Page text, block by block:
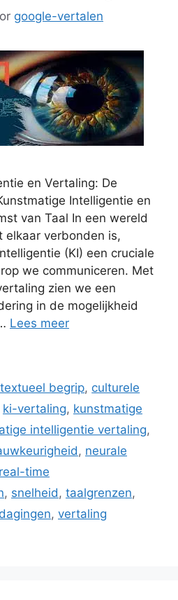
google-vertalen
en Vertaling: De
Intelligentie en
van Taal In een wereld
elkaar verbonden is,
(KI) een cruciale
we communiceren. Met
zien we een
in de mogelijkheid
Lees meer
begrip, culturele
ki-vertaling, kunstmatige
intelligentie vertaling,
, neurale
real-time
, snelheid , taalgrenzen,
, vertaling